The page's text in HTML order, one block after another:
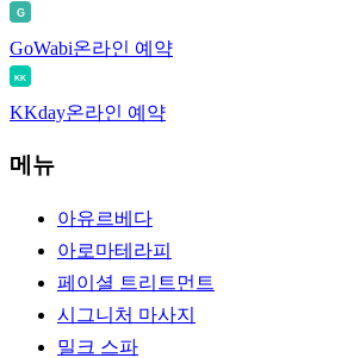
G
GoWabi온라인 예약
KK
KKday온라인 예약
메뉴
아유르베다
아로마테라피
페이셜 트리트먼트
시그니처 마사지
밀크 스파